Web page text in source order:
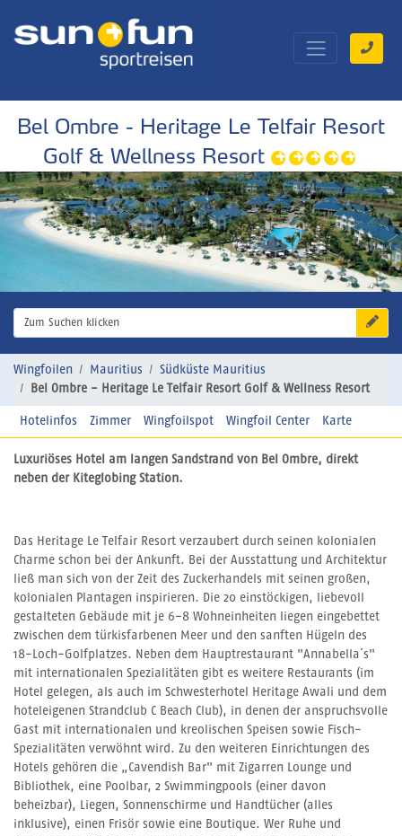
Bel Ombre - Heritage Le Telfair Resort
Golf & Wellness Resort
Zum Suchen klicken
Wingfoilen Mauritius
Südküste Mauritius
Bel Ombre - Heritage Le Telfair Resort Golf & Wellness Resort
Hotelinfos Zimmer Wingfoilspot Wingfoil Center Karte
Luxuriöses Hotel am langen Sandstrand von Bel Ombre, direkt
neben der Kiteglobing Station.
Das Heritage Le Telfair Resort verzaubert durch seinen kolonialen
Charme schon bei der Ankunft. Bei der Ausstattung und Architektur
ließ man sich von der Zeit des Zuckerhandels mit seinen großen,
kolonialen Plantagen inspirieren. Die 20 einstöckigen, liebevoll
gestalteten Gebäude mit je 6-8 Wohneinheiten liegen eingebettet
zwischen dem türkisfarbenen Meer und den sanften Hügeln des
18-Loch-Golfplatzes. Neben dem Hauptrestaurant "Annabella´s"
mit internationalen Spezialitäten gibt es weitere Restaurants (im
Hotel gelegen, als auch im Schwesterhotel Heritage Awali und dem
hoteleigenen Strandclub C Beach Club), in denen der anspruchsvolle
Gast mit internationalen und kreolischen Speisen sowie Fisch-
Spezialitäten verwöhnt wird. Zu den weiteren Einrichtungen des
Hotels gehören die „Cavendish Bar" mit Zigarren Lounge und
Bibliothek, eine Poolbar, 2 Swimmingpools (einer davon
beheizbar), Liegen, Sonnenschirme und Handtücher (alles
inklusive), einen Frisör sowie eine Boutique. Wer Ruhe und